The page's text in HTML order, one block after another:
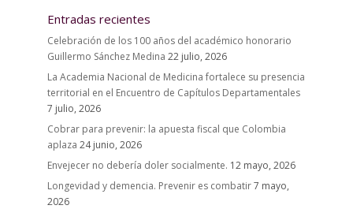
Entradas recientes
Celebración de los 100 años del académico honorario
Guillermo Sánchez Medina 22 julio, 2026
La Academia Nacional de Medicina fortalece su presencia
territorial en el Encuentro de Capítulos Departamentales
7 julio, 2026
Cobrar para prevenir: la apuesta fiscal que Colombia
aplaza 24 junio, 2026
Envejecer no debería doler socialmente. 12 mayo, 2026
Longevidad y demencia. Prevenir es combatir7 mayo,
2026